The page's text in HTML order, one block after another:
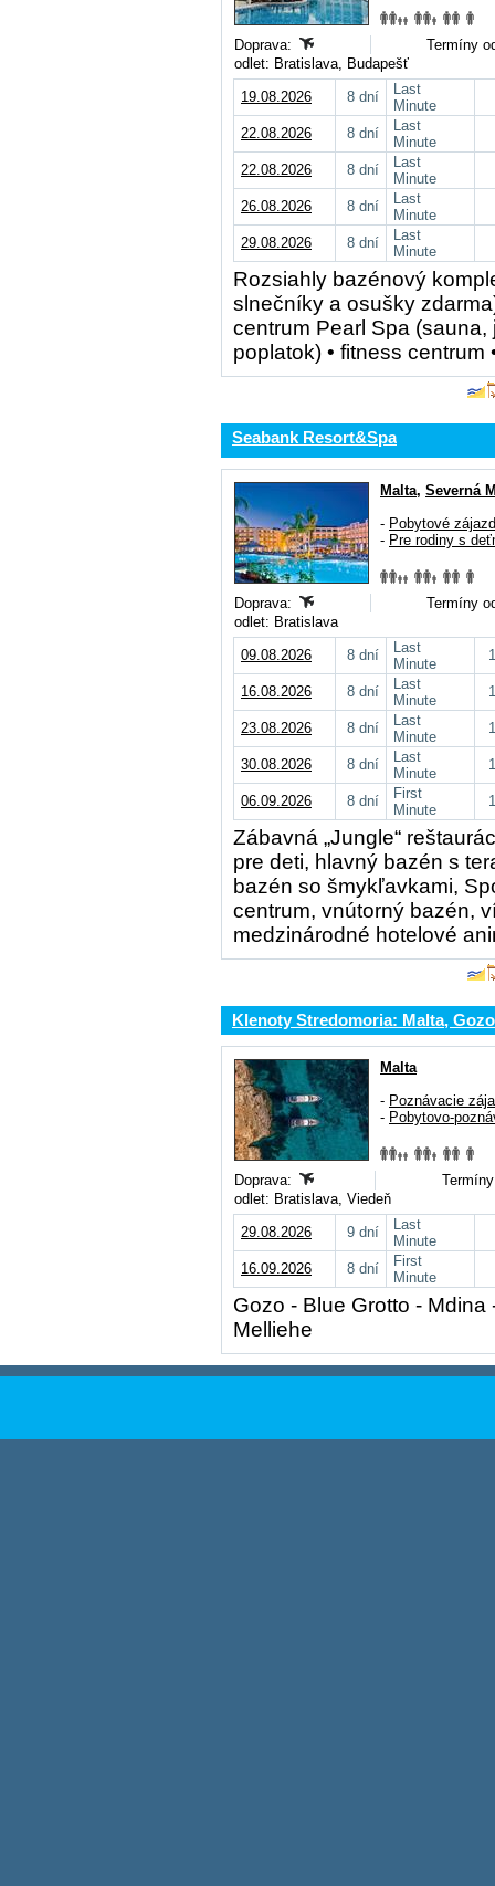
Doprava:
Termíny
odlet: Bratislava, Budapešť
19.08.2026
8 dní
Last
Minute
22.08.2026
8 dní
Last
Minute
22.08.2026
8 dní
Last
Minute
26.08.2026
8 dní
Last
Minute
29.08.2026
8 dní
Last
Minute
Rozsiahly bazénový
slnečníky a osušky
centrum Pearl Spa
poplatok) • fitness centrum
Seabank Resort&Spa
Malta, Severná
- Pobytové
- Pre rodiny s
Doprava:
Termíny
odlet: Bratislava
09.08.2026
8 dní
Last
Minute
16.08.2026 8 dní
Last
Minute
23.08.2026 8 dní
Last
Minute
30.08.2026 8 dní
Last
Minute
06.09.2026 8 dní
First
Minute
Zábavná „Jungle“
pre deti, hlavný bazén s
bazén so šmykľavkami,
centrum, vnútorný bazén,
medzinárodné hotelové
Klenoty Stredomoria: Malta,
Malta
- Poznávacie
- Pobytovo-
Doprava:
odlet: Bratislava, Viedeň
29.08.2026
9 dní
Last
Minute
16.09.2026
8 dní
First
Minute
Gozo - Blue Grotto -
Melliehe